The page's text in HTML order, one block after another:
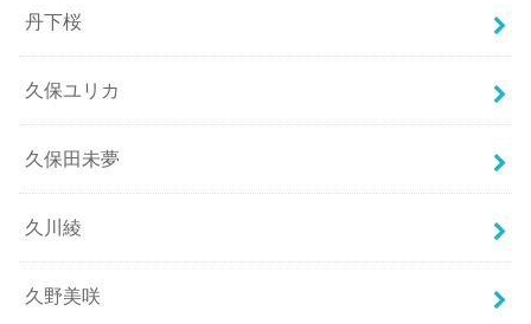
丹下桜
久保ユリカ
久保田未夢
久川綾
久野美咲